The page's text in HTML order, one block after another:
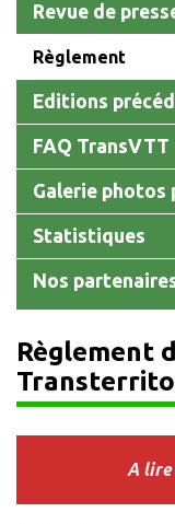
Revue de
Règlement
Editions
FAQ TransVTT
Galerie photos
Statistiques
Nos
Règlement
A